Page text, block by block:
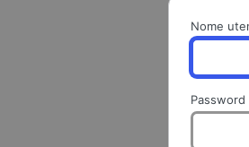
Nome
Password